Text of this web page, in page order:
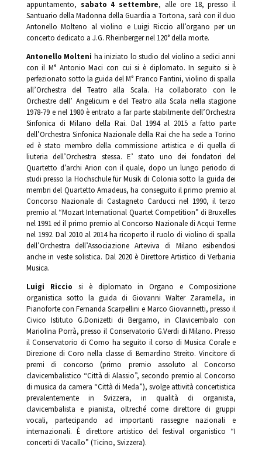
appuntamento, sabato 4 settembre, alle ore 18, presso il
Santuario della Madonna della Guardia a Tortona, sarà con il duo
Antonello Molteno al violino e Luigi Riccio all’organo per un
concerto dedicato a J.G. Rheinberger nel 120° della morte.
Antonello Molteni ha iniziato lo studio del violino a sedici anni
con il M° Antonio Maci con cui si è diplomato. In seguito si è
perfezionato sotto la guida del M° Franco Fantini, violino di spalla
all’Orchestra del Teatro alla Scala. Ha collaborato con le
Orchestre dell’ Angelicum e del Teatro alla Scala nella stagione
1978-79 e nel 1980 è entrato a far parte stabilmente dell’Orchestra
Sinfonica di Milano della Rai. Dal 1994 al 2015 a fatto parte
dell’Orchestra Sinfonica Nazionale della Rai che ha sede a Torino
ed è stato membro della commissione artistica e di quella di
liuteria dell’Orchestra stessa. E’ stato uno dei fondatori del
Quartetto d’archi Arion con il quale, dopo un lungo periodo di
studi presso la Hochschule für Musik di Colonia sotto la guida dei
membri del Quartetto Amadeus, ha conseguito il primo premio al
Concorso Nazionale di Castagneto Carducci nel 1990, il terzo
premio al “Mozart International Quartet Competition” di Bruxelles
nel 1991 ed il primo premio al Concorso Nazionale di Acqui Terme
nel 1992. Dal 2010 al 2014 ha ricoperto il ruolo di violino di spalla
dell’Orchestra dell’Associazione Arteviva di Milano esibendosi
anche in veste solistica. Dal 2020 è Direttore Artistico di Verbania
Musica.
Luigi Riccio si è diplomato in Organo e Composizione
organistica sotto la guida di Giovanni Walter Zaramella, in
Pianoforte con Fernanda Scarpellini e Marco Giovannetti, presso il
Civico Istituto G.Donizetti di Bergamo, in Clavicembalo con
Mariolina Porrà, presso il Conservatorio G.Verdi di Milano. Presso
il Conservatorio di Como ha seguito il corso di Musica Corale e
Direzione di Coro nella classe di Bernardino Streito. Vincitore di
premi di concorso (primo premio assoluto al Concorso
clavicembalistico “Città di Alassio”, secondo premio al Concorso
di musica da camera “Città di Meda”), svolge attività concertistica
prevalentemente in Svizzera, in qualità di organista,
clavicembalista e pianista, oltreché come direttore di gruppi
vocali, partecipando ad importanti rassegne nazionali e
internazionali. È direttore artistico del festival organistico “I
concerti di Vacallo” (Ticino, Svizzera).